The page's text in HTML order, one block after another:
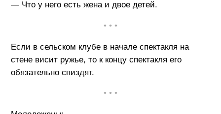
— Что у него есть жена и двое детей.
• • •
Если в сельском клубе в начале спектакля на
стене висит ружье, то к концу спектакля его
обязательно спиздят.
• • •